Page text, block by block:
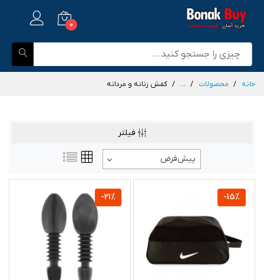
0
خانه محصولات ... کفش زنانه و مردانه
فیلتر
پیش‌فرض
-15%
-21%